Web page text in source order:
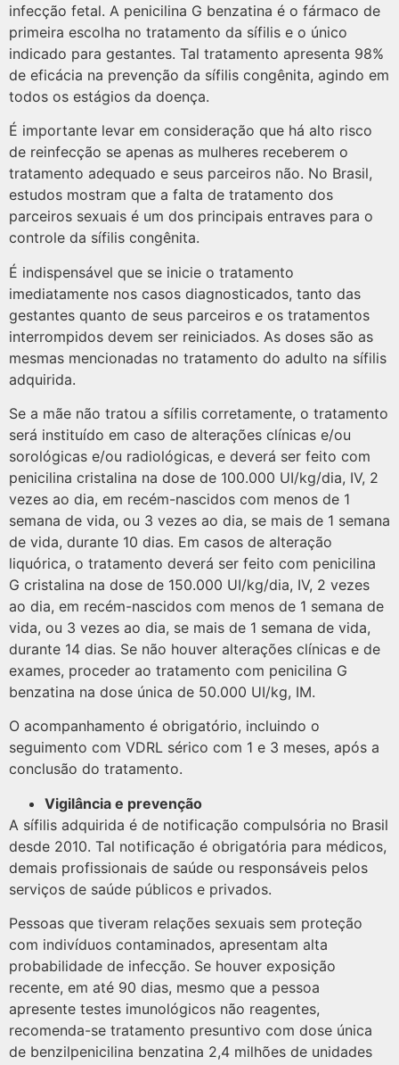
infecção fetal. A penicilina G benzatina é o fármaco de
primeira escolha no tratamento da sífilis e o único
indicado para gestantes. Tal tratamento apresenta 98%
de eficácia na prevenção da sífilis congênita, agindo em
todos os estágios da doença.
É importante levar em consideração que há alto risco
de reinfecção se apenas as mulheres receberem o
tratamento adequado e seus parceiros não. No Brasil,
estudos mostram que a falta de tratamento dos
parceiros sexuais é um dos principais entraves para o
controle da sífilis congênita.
É indispensável que se inicie o tratamento
imediatamente nos casos diagnosticados, tanto das
gestantes quanto de seus parceiros e os tratamentos
interrompidos devem ser reiniciados. As doses são as
mesmas mencionadas no tratamento do adulto na sífilis
adquirida.
Se a mãe não tratou a sífilis corretamente, o tratamento
será instituído em caso de alterações clínicas e/ou
sorológicas e/ou radiológicas, e deverá ser feito com
penicilina cristalina na dose de 100.000 UI/kg/dia, IV, 2
vezes ao dia, em recém-nascidos com menos de 1
semana de vida, ou 3 vezes ao dia, se mais de 1 semana
de vida, durante 10 dias. Em casos de alteração
liquórica, o tratamento deverá ser feito com penicilina
G cristalina na dose de 150.000 UI/kg/dia, IV, 2 vezes
ao dia, em recém-nascidos com menos de 1 semana de
vida, ou 3 vezes ao dia, se mais de 1 semana de vida,
durante 14 dias. Se não houver alterações clínicas e de
exames, proceder ao tratamento com penicilina G
benzatina na dose única de 50.000 UI/kg, IM.
O acompanhamento é obrigatório, incluindo o
seguimento com VDRL sérico com 1 e 3 meses, após a
conclusão do tratamento.
Vigilância e prevenção
A sífilis adquirida é de notificação compulsória no Brasil
desde 2010. Tal notificação é obrigatória para médicos,
demais profissionais de saúde ou responsáveis pelos
serviços de saúde públicos e privados.
Pessoas que tiveram relações sexuais sem proteção
com indivíduos contaminados, apresentam alta
probabilidade de infecção. Se houver exposição
recente, em até 90 dias, mesmo que a pessoa
apresente testes imunológicos não reagentes,
recomenda-se tratamento presuntivo com dose única
de benzilpenicilina benzatina 2,4 milhões de unidades